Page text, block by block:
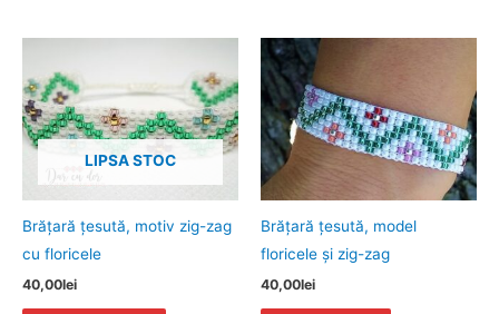
LIPSA STOC
Brăţară ţesută, motiv zig-zag
cu floricele
40,00lei
Brăţară ţesută, model
floricele şi zig-zag
40,00lei